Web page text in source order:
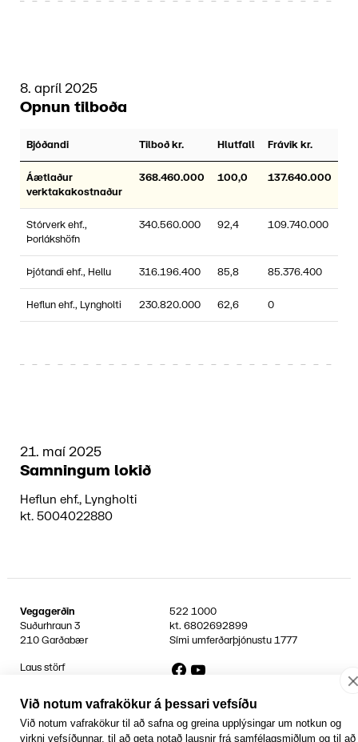
8. apríl 2025
Opnun tilboða
Bjóðandi Tilboð kr. Hlutfall Frávik kr.
Áætlaður
verktakakostnaður
368.460.000 100,0 137.640.000
Stórverk ehf.,
Þorlákshöfn
340.560.000 92,4 109.740.000
Þjótandi ehf., Hellu 316.196.400 85,8 85.376.400
Heflun ehf., Lyngholti 230.820.000 62,6 0
21. maí 2025
Samningum lokið
Heflun ehf., Lyngholti
kt. 5004022880
Vegagerðin
Suðurhraun 3
210 Garðabær
522 1000
kt.6802692899
Sími umferðarþjónustu1777
Laus störf
Hafa samband
Rafrænir reikningar
FacebookYouTube
Jafnlaunavottun
Við notum vafrakökur á þessari vefsíðu
Við notum vafrakökur til að safna og greina upplýsingar um notkun og
virkni vefsíðunnar, til að geta notað lausnir frá samfélagsmiðlum og til að